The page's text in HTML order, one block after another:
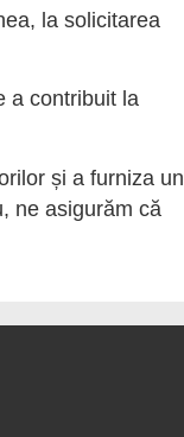
la solicitarea
a contribuit la
și a furniza un
ne asigurăm că